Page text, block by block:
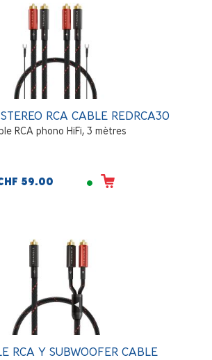
RCA CABLE REDRCA30
RCA phono HiFi, 3 mètres
59.00
RCA Y SUBWOOFER CABLE